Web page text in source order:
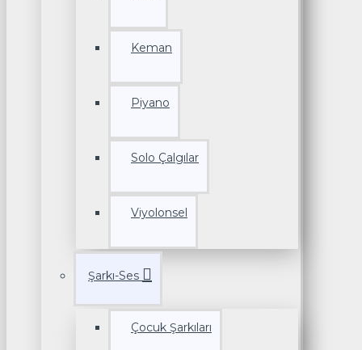
Keman
Piyano
Solo Çalgılar
Viyolonsel
Şarkı-Ses
Çocuk Şarkıları